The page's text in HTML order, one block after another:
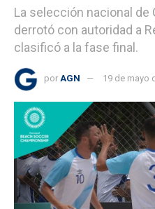
La selección nacional de
derrotó con autoridad a
clasificó a la fase final.
por AGN 19 de mayo